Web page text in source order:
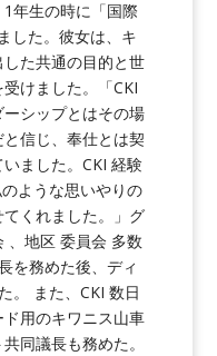
年生の時に「国際
した。彼女は、キ
た共通の目的と世
けました。「CKI
シップとはその場
信じ、奉仕とは契
ました。CKI 経験
ような思いやりの
くれました。」グ
、地区 委員会 多数
を務めた後、ディ
。 また、CKI 数日
用のキワニス山車
同議長も務めた。